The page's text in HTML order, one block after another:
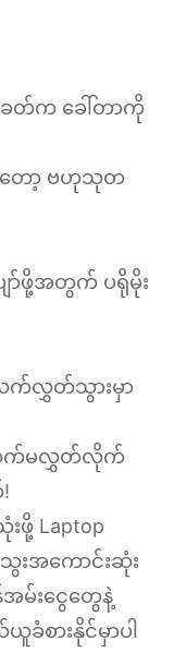
တ်က ခေါ်တာကို
တော့ ဗဟုသုတ
ော်ဖို့အတွက် ပရိုမိုး
က်လွှတ်သွားမှာ
က်မလွှတ်လိုက်
ဖို့ Laptop
အကောင်းဆုံး
အမ်းငွေတွေနဲ့
စားနိုင်မှာပါ